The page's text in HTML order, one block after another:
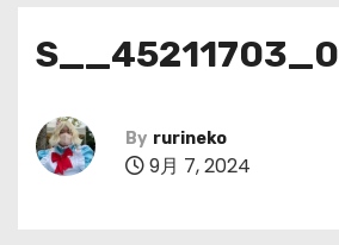
S__45211703_0
By rurineko
9月 7, 2024